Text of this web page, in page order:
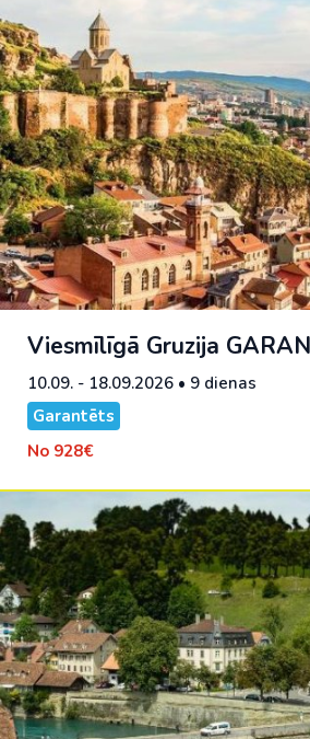
Viesmīlīgā Gruzija
10.09. - 18.09.2026 • 9 dienas
Garantēts
No 928€